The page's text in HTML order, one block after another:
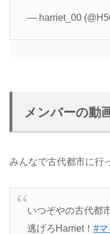
— harriet_00
メンバーの動
みんなで古代都市に行
いつぞやの古代都市
逃げろHarriet！ #マ